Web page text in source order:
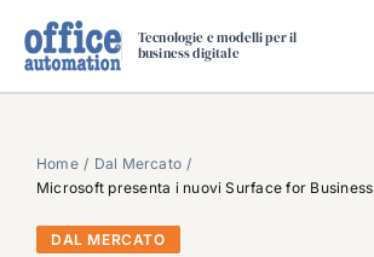
Tecnologie e modelli per il
business digitale
SPECIAL PAPER
TAVOLE ROTONDE DI REDAZIONE
DAL MERCATO
Home
Dal Mercato
Microsoft presenta i nuovi Surface for Business
DAL MERCATO